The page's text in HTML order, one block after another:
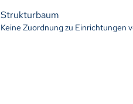
Strukturbaum
Keine Zuordnung zu Einrichtungen